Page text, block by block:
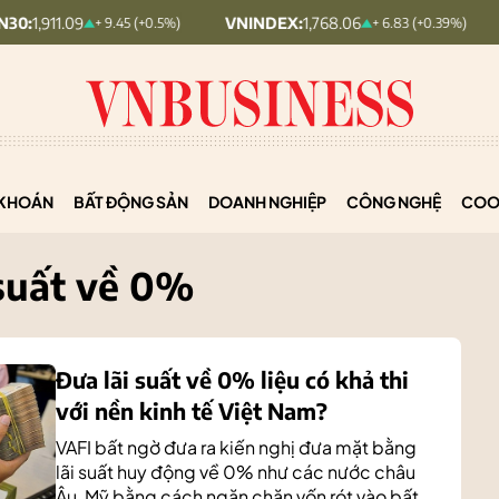
+ 9.45 (+0.5%) VNINDEX: 1,768.06 + 6.83 (+0.39%) HNX30:455.12
BẤT ĐỘNG SẢN DOANH NGHIỆP CÔNG NGHỆ
về 0%
Đưa lãi suất về 0% liệu có khả thi
với nền kinh tế Việt Nam?
VAFI bất ngờ đưa ra kiến nghị đưa mặt bằng
lãi suất huy động về 0% như các nước châu